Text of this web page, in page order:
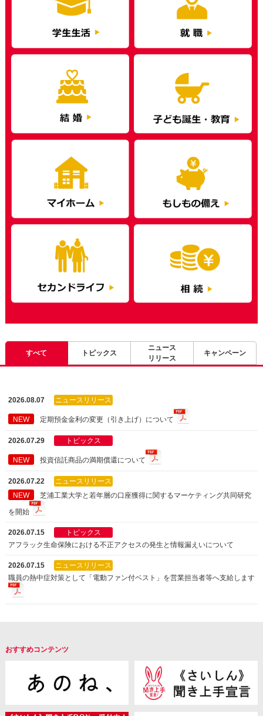
すべて トピックス
ニュース
リリース
キャンペーン
2026.08.07 ニュースリリース
定期預金金利の変更（引き上げ）について
2026.07.29 トピックス
投資信託商品の満期償還について
2026.07.22
ニュースリリース
芝浦工業大学と若年層の口座獲得に関するマーケティング共同研究
を開始
2026.07.15
トピックス
アフラック生命保険における不正アクセスの発生と情報漏えいについて
2026.07.15
ニュースリリース
職員の熱中症対策として「電動ファン付ベスト」を営業担当者等へ支給します
おすすめコンテンツ